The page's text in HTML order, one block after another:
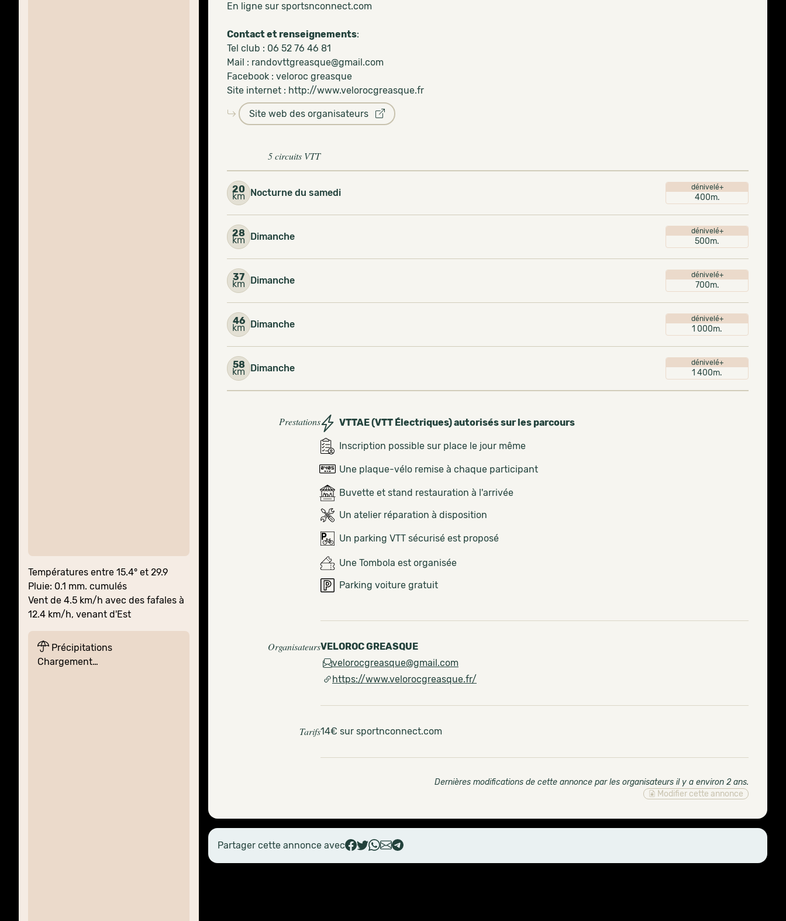
Températures entre 15.4° et 29.9
Pluie: 0.1 mm. cumulés
Vent de 4.5 km/h avec des fafales à
12.4 km/h, venant d'Est
Précipitations
Chargement…
En ligne sur sportsnconnect.com
Contact et renseignements:
Tel club : 06 52 76 46 81
Mail : randovttgreasque@gmail.com
Facebook : veloroc greasque
Site internet : http://www.velorocgreasque.fr
Site web des organisateurs
5 circuits VTT
20
km Nocturne du samedi dénivelé+
400m.
28
km Dimanche dénivelé+
500m.
37
km Dimanche dénivelé+
700m.
46
km Dimanche dénivelé+
1 000m.
58
km Dimanche dénivelé+
1 400m.
Prestations VTTAE (VTT Électriques) autorisés sur les parcours
Inscription possible sur place le jour même
Une plaque-vélo remise à chaque participant
Buvette et stand restauration à l'arrivée
Un atelier réparation à disposition
Un parking VTT sécurisé est proposé
Une Tombola est organisée
Parking voiture gratuit
OrganisateursVELOROC GREASQUE
velorocgreasque@gmail.com
https://www.velorocgreasque.fr/
Tarifs14€ sur sportnconnect.com
Dernières modifications de cette annonce par les organisateurs il y a environ 2 ans.
Modifier cette annonce
Partager cette annonce avec